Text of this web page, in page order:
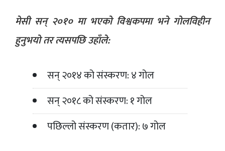
सुरुङ
कात्तिकभित्र
सञ्चालनमा
‘झिँगेदाउ–
२’ को
टिजर
सार्वजनिक
मेसी सन् २०१० मा भएको विश्वकपमा भने गोलविहीन
हुनुभयो तर त्यसपछि उहाँले:
सन् २०१४ को संस्करण: ४ गोल
सन् २०१८ को संस्करण: १ गोल
पछिल्लो संस्करण (कतार): ७ गोल